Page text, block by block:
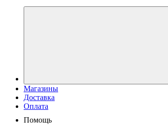
Магазины
Доставка
Оплата
Помощь